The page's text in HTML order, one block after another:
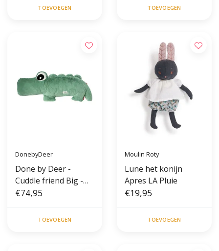
TOEVOEGEN TOEVOEGEN
DonebyDeer
Done by Deer -
Cuddle friend Big -
Croco Green
€74,95
TOEVOEGEN
Moulin Roty
Lune het konijn
Apres LA Pluie
€19,95
TOEVOEGEN